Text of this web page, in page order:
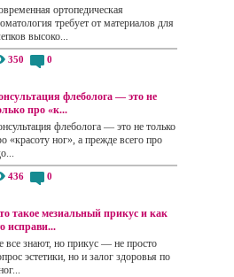
ортопедическая
требует от материалов для
высоко...
350 0
флеболога — это не
про «к...
флеболога — это не только
«красоту ног», а прежде всего про
436 0
такое мезиальный прикус и как
исправи...
все знают, но прикус — не просто
эстетики, но и залог здоровья по